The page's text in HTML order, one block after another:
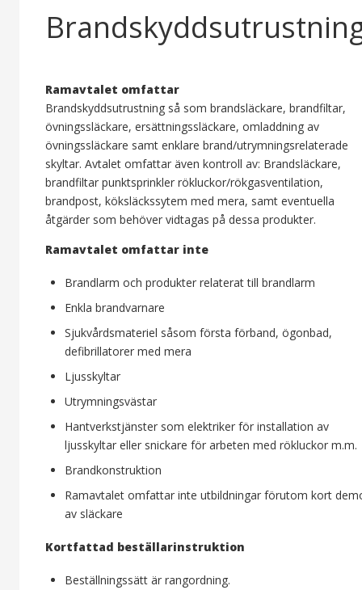
Ramavtalet omfattar
Brandskyddsutrustning så som brandsläckare, brandfiltar,
övningssläckare, ersättningssläckare, omladdning av
övningssläckare samt enklare brand/utrymningsrelaterade
skyltar. Avtalet omfattar även kontroll av: Brandsläckare,
brandfiltar punktsprinkler rökluckor/rökgasventilation,
brandpost, köksläckssytem med mera, samt eventuella
åtgärder som behöver vidtagas på dessa produkter.
Ramavtalet omfattar inte
Brandlarm och produkter relaterat till brandlarm
Enkla brandvarnare
Sjukvårdsmateriel såsom första förband, ögonbad,
defibrillatorer med mera
Ljusskyltar
Utrymningsvästar
Hantverkstjänster som elektriker för installation av
ljusskyltar eller snickare för arbeten med rökluckor m.m.
Brandkonstruktion
Ramavtalet omfattar inte utbildningar förutom kort
av släckare
Kortfattad beställarinstruktion
Beställningssätt är rangordning.